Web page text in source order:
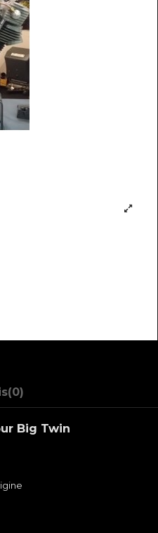
(0)
Big Twin